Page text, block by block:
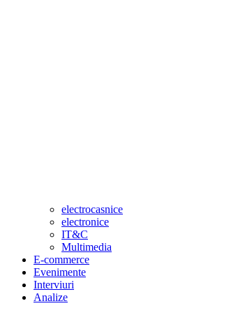
electrocasnice
electronice
IT&C
Multimedia
E-commerce
Evenimente
Interviuri
Analize